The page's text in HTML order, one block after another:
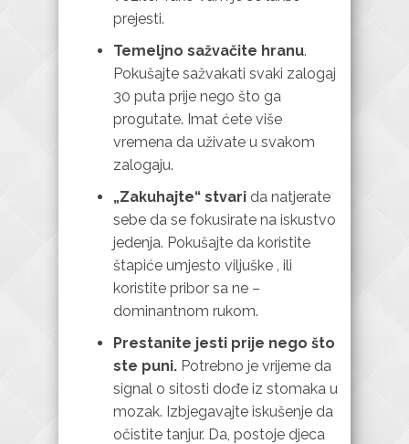
prejesti.
Temeljno sažvačite hranu.
Pokušajte sažvakati svaki zalogaj
30 puta prije nego što ga
progutate. Imat ćete više
vremena da uživate u svakom
zalogaju.
„Zakuhajte“ stvari da natjerate
sebe da se fokusirate na iskustvo
jedenja. Pokušajte da koristite
štapiće umjesto viljuške , ili
koristite pribor sa ne –
dominantnom rukom.
Prestanite jesti prije nego što
ste puni. Potrebno je vrijeme da
signal o sitosti dođe iz stomaka u
mozak. Izbjegavajte iskušenje da
očistite tanjur. Da, postoje djeca